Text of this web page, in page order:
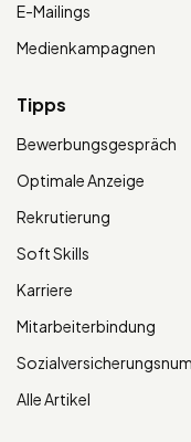
E-Mailings
Medienkampagnen
Tipps
Bewerbungsgespräch
Optimale Anzeige
Rekrutierung
Soft Skills
Karriere
Mitarbeiterbindung
Alle Artikel